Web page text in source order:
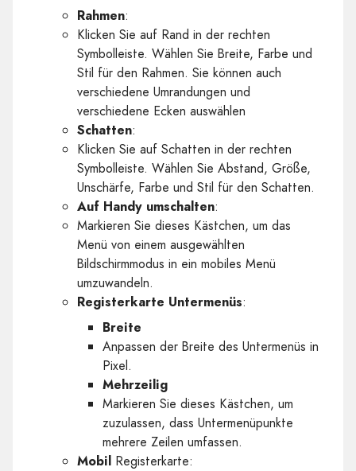
Rahmen:
Klicken Sie auf Rand in der rechten
Symbolleiste. Wählen Sie Breite, Farbe und
Stil für den Rahmen. Sie können auch
verschiedene Umrandungen und
verschiedene Ecken auswählen
Schatten:
Klicken Sie auf Schatten in der rechten
Symbolleiste. Wählen Sie Abstand, Größe,
Unschärfe, Farbe und Stil für den Schatten.
Auf Handy umschalten:
Markieren Sie dieses Kästchen, um das
Menü von einem ausgewählten
Bildschirmmodus in ein mobiles Menü
umzuwandeln.
Registerkarte Untermenüs:
Breite
Anpassen der Breite des Untermenüs in
Pixel.
Mehrzeilig
Markieren Sie dieses Kästchen, um
zuzulassen, dass Untermenüpunkte
mehrere Zeilen umfassen.
Mobil Registerkarte: